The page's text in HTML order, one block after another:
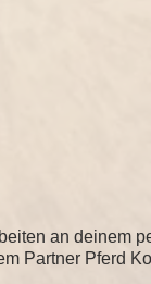
an deinem
Partner Pferd